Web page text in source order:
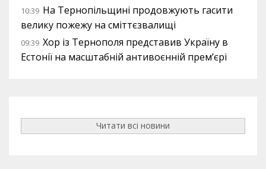
10:39 На Тернопільщині продовжують гасити
велику пожежу на сміттєзвалищі
09:39 Хор із Тернополя представив Україну в
Естонії на масштабній антивоєнній прем’єрі
Читати всі новини